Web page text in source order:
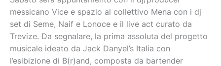
messicano Vice e spazio al collettivo Mena con i dj
set di Seme, Naif e Lonoce e il live act curato da
Trevize. Da segnalare, la prima assoluta del progetto
musicale ideato da Jack Danyel’s Italia con
l’esibizione di B(r)and, composta da bartender